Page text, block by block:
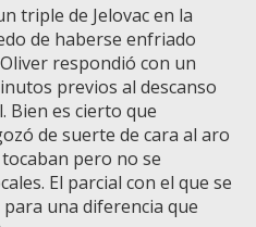
triple de Jelovac en la
de haberse enfriado
respondió con un
previos al descanso
Bien es cierto que
de suerte de cara al aro
pero no se
El parcial con el que se
una diferencia que